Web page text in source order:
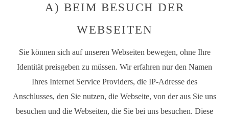
A) BEIM BESUCH DER
WEBSEITEN
Sie können sich auf unseren Webseiten bewegen, ohne Ihre
Identität preisgeben zu müssen. Wir erfahren nur den Namen
Ihres Internet Service Providers, die IP-Adresse des
Anschlusses, den Sie nutzen, die Webseite, von der aus Sie uns
besuchen und die Webseiten, die Sie bei uns besuchen. Diese